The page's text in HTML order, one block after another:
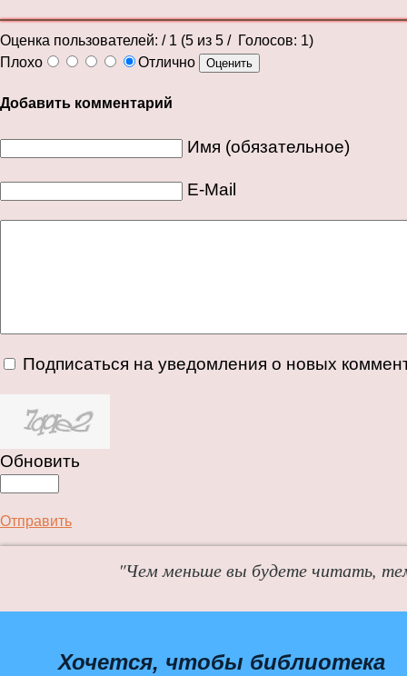
Оценка пользователей: / 1 (5 из 5 / Голосов: 1)
Плохо
Отлично
Добавить комментарий
Имя (обязательное)
E-Mail
Подписаться на уведомления о новых
Обновить
Отправить
"Чем меньше вы будете читать,
Хочется, чтобы библиотека